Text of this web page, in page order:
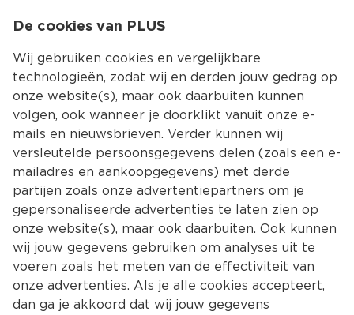
Kies jouw
Terug Producten
De cookies van PLUS
Wij gebruiken cookies en vergelijkbare
technologieën, zodat wij en derden jouw gedrag op
onze website(s), maar ook daarbuiten kunnen
volgen, ook wanneer je doorklikt vanuit onze e-
mails en nieuwsbrieven. Verder kunnen wij
versleutelde persoonsgegevens delen (zoals een e-
mailadres en aankoopgegevens) met derde
partijen zoals onze advertentiepartners om je
gepersonaliseerde advertenties te laten zien op
onze website(s), maar ook daarbuiten. Ook kunnen
wij jouw gegevens gebruiken om analyses uit te
voeren zoals het meten van de effectiviteit van
onze advertenties. Als je alle cookies accepteert,
dan ga je akkoord dat wij jouw gegevens